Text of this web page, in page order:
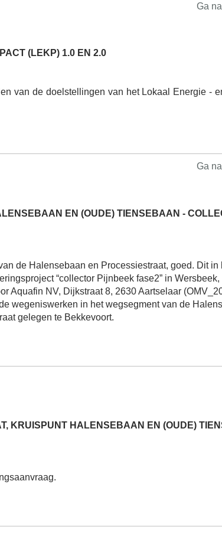
Ga
(LEKP) 1.0 EN 2.0
van de doelstellingen van het Lokaal Energie -
Ga
EN (OUDE) TIENSEBAAN -
de Halensebaan en Processiestraat, goed. Dit in
“collector Pijnbeek fase2” in
Aquafin NV, Dijkstraat 8, 2630 Aartselaar
wegeniswerken in het wegsegment van de
gelegen te Bekkevoort.
KRUISPUNT HALENSEBAAN EN (OUDE)